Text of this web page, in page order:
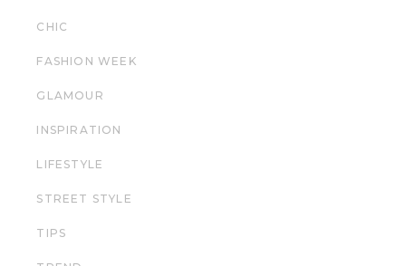
CHIC
FASHION WEEK
GLAMOUR
INSPIRATION
LIFESTYLE
STREET STYLE
TIPS